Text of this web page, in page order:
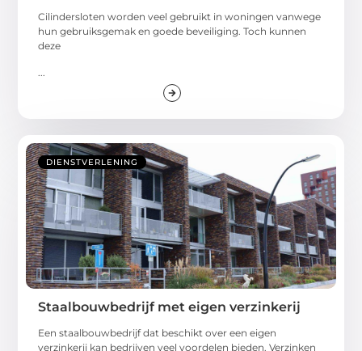
Cilindersloten worden veel gebruikt in woningen vanwege
hun gebruiksgemak en goede beveiliging. Toch kunnen
deze
DIENSTVERLENING
Staalbouwbedrijf met eigen verzinkerij
Een staalbouwbedrijf dat beschikt over een eigen
verzinkerij kan bedrijven veel voordelen bieden. Verzinken